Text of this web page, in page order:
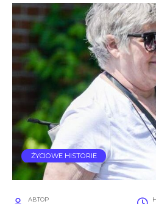
ŻYCIOWE HISTORIE
АВТОР